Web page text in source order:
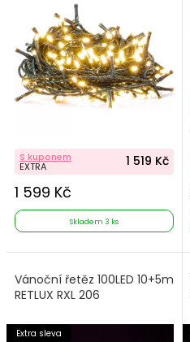
S kuponem
EXTRA 1 519 Kč
1 599 Kč
Skladem 3 ks
Vánoční řetěz 100LED 10+5m
RETLUX RXL 206
Extra sleva